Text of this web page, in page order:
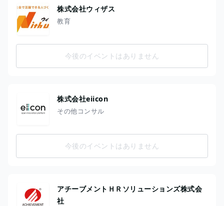
株式会社ウィザス
教育
今後のイベントはありません
株式会社eiicon
その他コンサル
今後のイベントはありません
アチーブメントＨＲソリューションズ株式会
社